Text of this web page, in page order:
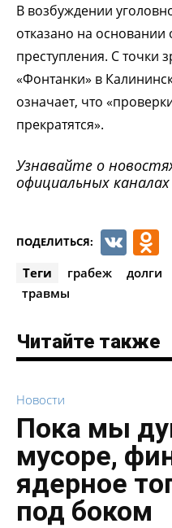
В возбуждении
отказано на основании
преступления. С точки
«Фонтанки» в
означает, что
прекратятся».
Узнавайте о
официальных каналах
ПОДЕЛИТЬСЯ: VK
Теги грабеж долги
травмы
Читайте также
Новости
Пока мы
мусоре,
ядерное
под боком